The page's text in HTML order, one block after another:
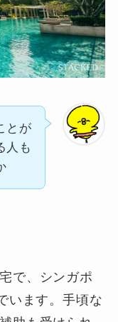
とが
人も
で、シンガポ
います。手頃な